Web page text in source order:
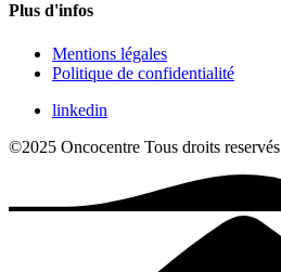
Plus d'infos
Mentions légales
Politique de confidentialité
linkedin
©2025 Oncocentre Tous droits reservés